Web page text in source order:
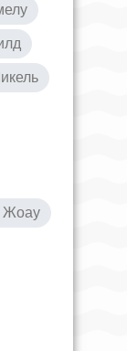
Жоау